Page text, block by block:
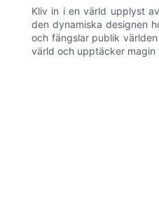
Kliv in i en värld upplyst
den dynamiska designen
och fängslar publik
värld och upptäcker